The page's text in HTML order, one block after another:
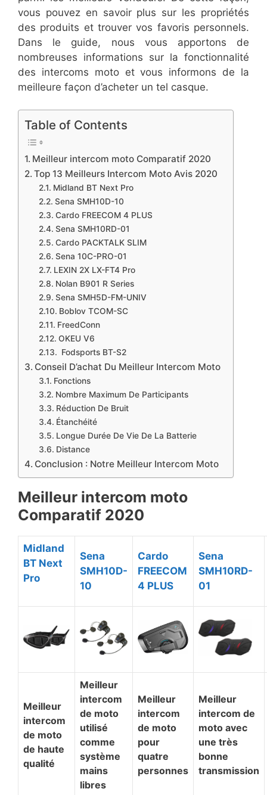
vous pouvez en savoir plus sur les propriétés
des produits et trouver vos favoris personnels.
Dans le guide, nous vous apportons de
nombreuses informations sur la fonctionnalité
des intercoms moto et vous informons de la
meilleure façon d’acheter un tel casque.
Table of Contents
Meilleur intercom moto Comparatif 2020
​Top 13 Meilleurs Intercom Moto Avis 2020
Midland BT Next Pro
​Sena SMH10D-10
Cardo FREECOM 4 PLUS
Sena SMH10RD-01
Cardo PACKTALK SLIM
​Sena 10C-PRO-01
​LEXIN 2X LX-FT4 Pro
​Nolan B901 R Series
Sena SMH5D-FM-UNIV
​Boblov TCOM-SC
FreedConn
​OKEU V6
Fodsports BT-S2
​Conseil D’achat Du Meilleur Intercom Moto
Fonctions
​Nombre Maximum De Participants
​Réduction De Bruit
​Étanchéité
​Longue Durée De Vie De La Batterie
Distance
​Conclusion : Notre Meilleur Intercom Moto
Meilleur intercom moto
Comparatif 2020
​Midland
BT Next
Pro
​Sena
SMH10D-
10
​Cardo
FREECOM
4 PLUS
​Sena
SMH10RD-
01
​Meilleur
intercom
de moto
de haute
qualité
​Meilleur
intercom
de moto
utilisé
comme
système
mains
libres
​Meilleur
intercom
de moto
pour
quatre
personnes
​Meilleur
intercom de
moto avec
une très
bonne
transmission